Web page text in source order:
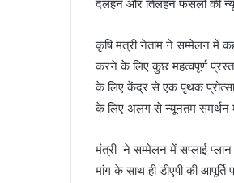
दलहन और तिलहन फसलों की
कृषि मंत्री नेताम ने सम्मेलन में
करने के लिए कुछ महत्वपूर्ण
के लिए केंद्र से एक पृथक
के लिए अलग से न्यूनतम समर्थन
मंत्री ने सम्मेलन में सप्लाई प्लान
मांग के साथ ही डीएपी की आपूर्ति